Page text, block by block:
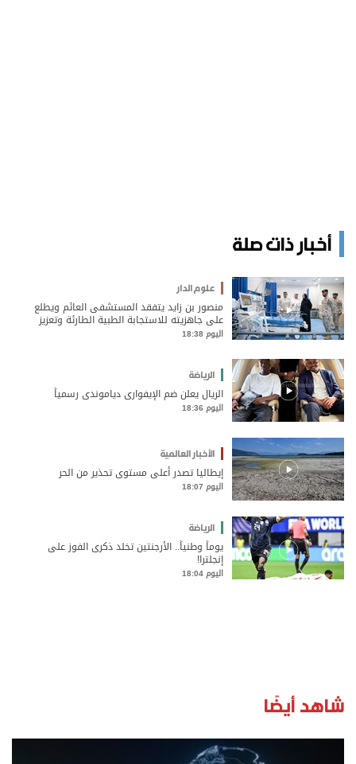
أخبار ذات صلة
علوم الدار
منصور بن زايد يتفقد المستشفى العائم ويطلع
على جاهزيته للاستجابة الطبية الطارئة وتعزيز
الجهود الإنسانية
اليوم 18:38
الرياضة
الريال يعلن ضم الإيفواري دياموندي رسمياً
اليوم 18:36
الأخبار العالمية
إيطاليا تصدر أعلى مستوى تحذير من الحر
اليوم 18:07
الرياضة
يوماً وطنياً.. الأرجنتين تخلد ذكرى الفوز على
إنجلترا!
اليوم 18:04
شاهد أيضًا